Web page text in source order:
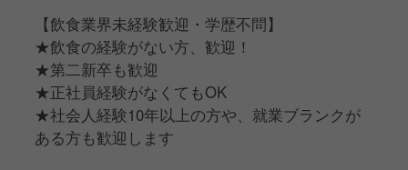
【飲食業界未経験歓迎・学歴不問】
★飲食の経験がない方、歓迎！
★第二新卒も歓迎
★正社員経験がなくてもOK
★社会人経験10年以上の方や、就業ブランクが
ある方も歓迎します